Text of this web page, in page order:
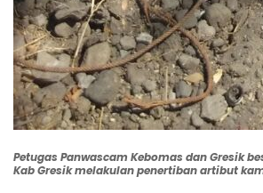
Petugas Panwascam Kebomas dan Gresik
Kab Gresik melakulan penertiban artibut